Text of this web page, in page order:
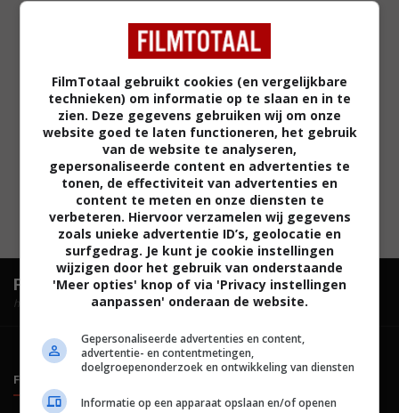
FilmTotaal.Hét online filmoverzicht.
hosted by
FILMTOTAAL
FilmTotaal gebruikt cookies (en vergelijkbare
technieken) om informatie op te slaan en in te
zien. Deze gegevens gebruiken wij om onze
website goed te laten functioneren, het gebruik
van de website te analyseren,
gepersonaliseerde content en advertenties te
tonen, de effectiviteit van advertenties en
content te meten en onze diensten te
verbeteren. Hiervoor verzamelen wij gegevens
zoals unieke advertentie ID’s, geolocatie en
surfgedrag. Je kunt je cookie instellingen
wijzigen door het gebruik van onderstaande
'Meer opties' knop of via 'Privacy instellingen
aanpassen' onderaan de website.
Gepersonaliseerde advertenties en content,
advertentie- en contentmetingen,
doelgroepenonderzoek en ontwikkeling van diensten
Informatie op een apparaat opslaan en/of openen